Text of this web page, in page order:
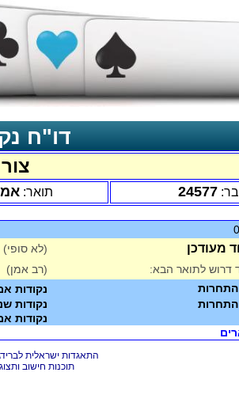
דו"ח
24577 תואר:
מעודכן (לא סופי)
דרוש לתואר הבא: (רב אמן)
נקודות
נקודות
נקודות
התאגדות ישראלית לברידג' 2022 © כל הזכויות
תוכנות חישוב